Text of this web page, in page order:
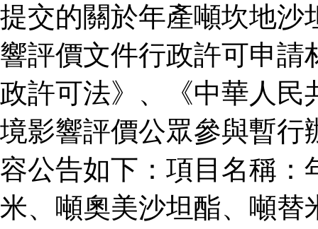
提交的關於年產噸坎地沙
響評價文件行政許可申請
政許可法》、《中華人民
境影響評價公眾參與暫行
容公告如下：項目名稱：
米、噸奧美沙坦酯、噸替